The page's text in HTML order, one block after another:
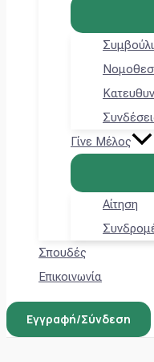
Γίνε Μέλος
Αίτηση
Σπουδές
Επικοινωνία
Εγγραφή/Σύνδεση